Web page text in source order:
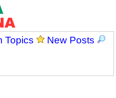
Topics
New Posts